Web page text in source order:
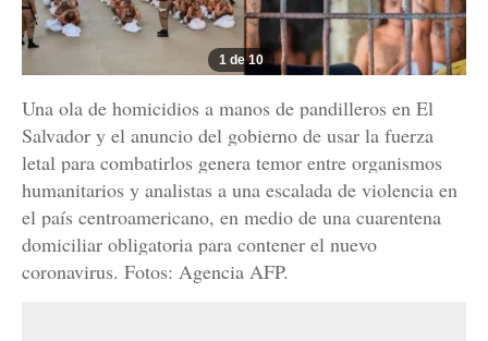
1 de 10
Una ola de homicidios a manos de pandilleros en El
Salvador y el anuncio del gobierno de usar la fuerza
letal para combatirlos genera temor entre organismos
humanitarios y analistas a una escalada de violencia en
el país centroamericano, en medio de una cuarentena
domiciliar obligatoria para contener el nuevo
coronavirus. Fotos: Agencia AFP.